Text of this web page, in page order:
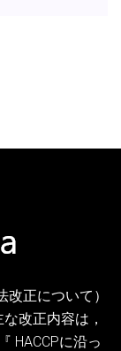
正について）
改正内容は，
HACCPに沿っ